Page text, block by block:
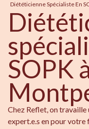
Diététicienne Spécialiste En
SOPK
Chez Reflet, on
expert.e.s en pour